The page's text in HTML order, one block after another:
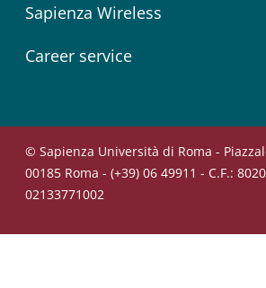
Sapienza Wireless
Career service
© Sapienza Università di Roma -
00185 Roma - (+39) 06 49911 - C.F.:
02133771002